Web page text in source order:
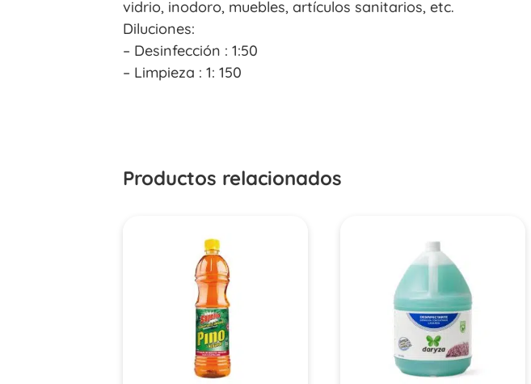
vidrio, inodoro, muebles, artículos sanitarios, etc.
Diluciones:
– Desinfección : 1:50
– Limpieza : 1: 150
Productos relacionados